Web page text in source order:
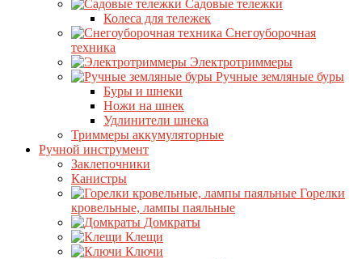
Садовые тележки
Колеса для тележек
Снегоуборочная
техника
Электротриммеры
Ручные земляные буры
Буры и шнеки
Ножи на шнек
Удлинители шнека
Триммеры аккумуляторные
Ручной инструмент
Заклепочники
Канистры
Горелки
кровельные, лампы паяльные
Домкраты
Клещи
Ключи